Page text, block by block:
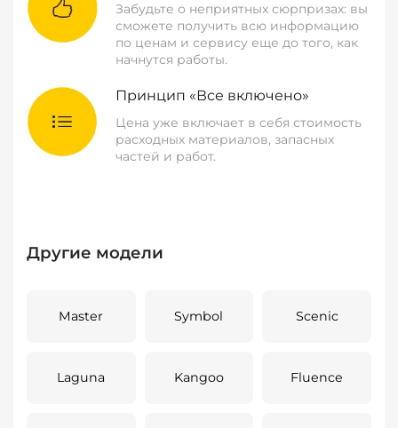
Забудьте о неприятных сюрпризах: вы
сможете получить всю информацию
по ценам и сервису еще до того, как
начнутся работы.
Принцип «Все включено»
Цена уже включает в себя стоимость
расходных материалов, запасных
частей и работ.
Другие модели
Master Symbol Scenic
Laguna Kangoo Fluence